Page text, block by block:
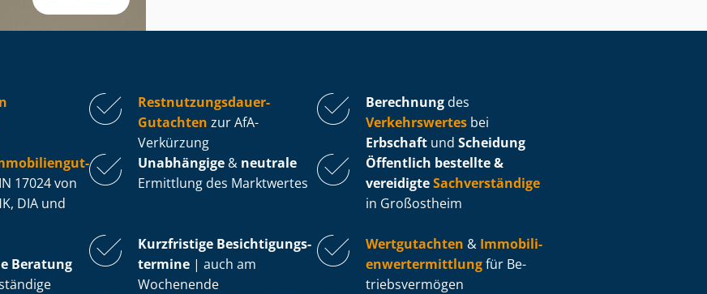
Rest­nut­zungs­dau­er-
Gutachten zur AfA-
Verkürzung
Berechnung des
Verkehrswertes bei
Erbschaft und Scheidung
17024 von
DIA und
Unabhängige & neutrale
Ermittlung des Marktwertes
Öffentlich bestellte &
vereidigteSachverständige
in Großostheim
Beratung
Kurzfristige Be­sich­ti­gungs­
ter­mi­ne | auch am
Wochenende
Wertgutachten & Im­mo­bi­li­
en­wert­ermitt­lungfür Be­
triebs­ver­mö­gen